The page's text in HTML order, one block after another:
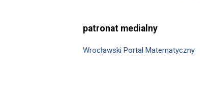
patronat medialny
Wrocławski Portal Matematyczny